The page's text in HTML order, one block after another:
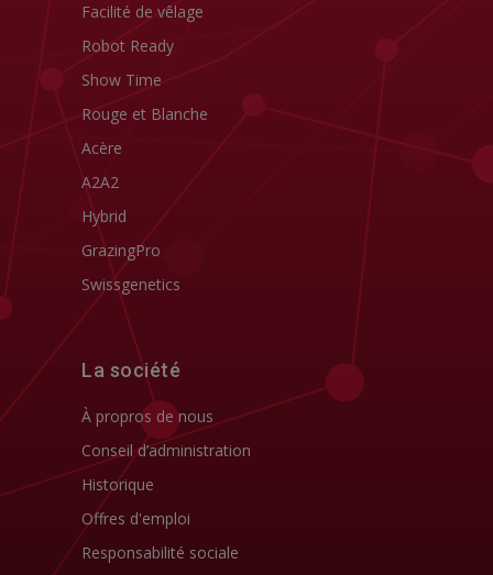
Facilité de vêlage
Robot Ready
Show Time
Rouge et Blanche
Acère
A2A2
Hybrid
GrazingPro
Swissgenetics
La société
À propros de nous
Conseil d’administration
Historique
Offres d'emploi
Responsabilité sociale